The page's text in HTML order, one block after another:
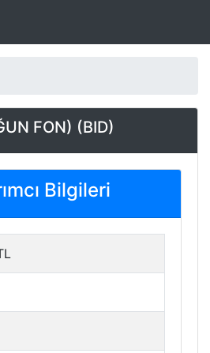
FON) (BID)
Bilgileri